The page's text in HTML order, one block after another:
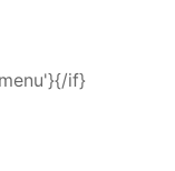
if}